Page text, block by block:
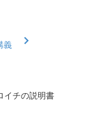
義
チの説明書